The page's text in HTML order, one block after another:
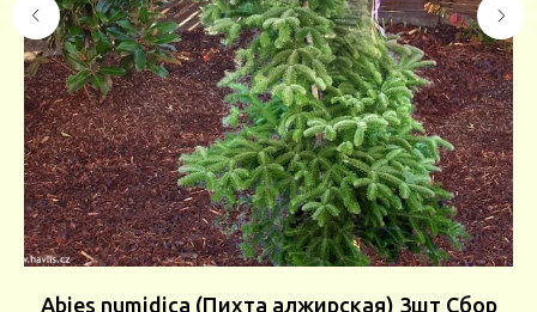
Abies numidica (Пихта алжирская) 3шт Сбор